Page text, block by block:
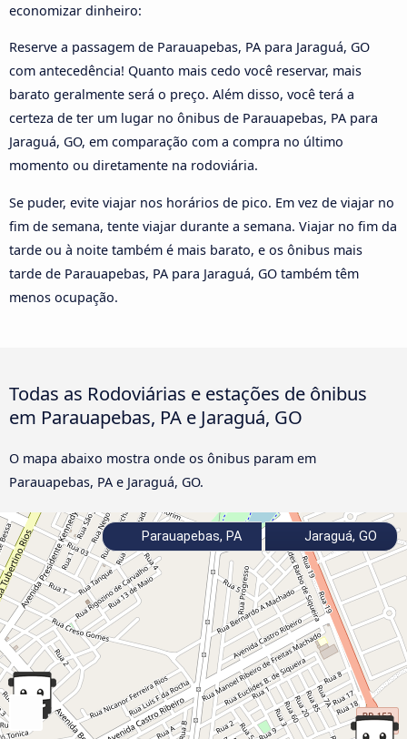
economizar dinheiro:
Reserve a passagem de Parauapebas, PA para Jaraguá, GO
com antecedência! Quanto mais cedo você reservar, mais
barato geralmente será o preço. Além disso, você terá a
certeza de ter um lugar no ônibus de Parauapebas, PA para
Jaraguá, GO, em comparação com a compra no último
momento ou diretamente na rodoviária.
Se puder, evite viajar nos horários de pico. Em vez de viajar no
fim de semana, tente viajar durante a semana. Viajar no fim da
tarde ou à noite também é mais barato, e os ônibus mais
tarde de Parauapebas, PA para Jaraguá, GO também têm
menos ocupação.
Todas as Rodoviárias e estações de ônibus
em Parauapebas, PA e Jaraguá, GO
O mapa abaixo mostra onde os ônibus param em
Parauapebas, PA e Jaraguá, GO.
Parauapebas, PA Jaraguá, GO